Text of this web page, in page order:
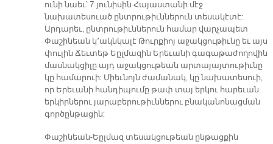
ունի նաեւ՝ 7 յունիսին Հայաստանի մէջ
նախատեսուած ընտրութիւններուն տեսակէտէ:
Արդարեւ, ընտրութիւններուն համար վարչապետ
Փաշինեան կ՚ակնկալէ Թուրքիոյ աջակցութիւնը եւ այս
փուլին Ճեւտեթ Եըլմազին Երեւանի գագաթաժողովին
մասնակցիլը այդ աջակցութեան արտայայտութիւնը
կը համարուի: Միեւնոյն ժամանակ, կը նախատեսուի,
որ Երեւանի հանդիպումը թափ տայ երկու հարեւան
երկիրներու յարաբերութիւններու բնականոնացման
գործընթացին:
Փաշինեան-Եըլմազ տեսակցութեան ընթացքին